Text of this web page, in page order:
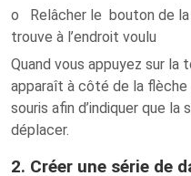
o Relâcher le bouton de la
trouve à l’endroit voulu
Quand vous appuyez sur la
apparaît à côté de la
souris afin d’indiquer que
déplacer.
2. Créer une série de